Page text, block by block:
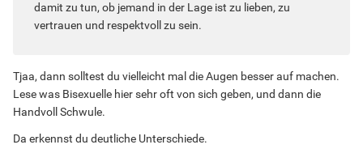
damit zu tun, ob jemand in der Lage ist zu lieben, zu
vertrauen und respektvoll zu sein.
Tjaa, dann solltest du vielleicht mal die Augen besser auf machen.
Lese was Bisexuelle hier sehr oft von sich geben, und dann die
Handvoll Schwule.
Da erkennst du deutliche Unterschiede.